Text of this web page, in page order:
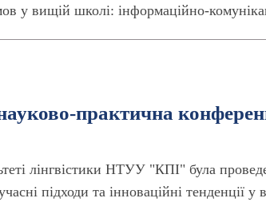
у вищій школі: інформаційно-
практична
лінгвістики НТУУ "КПІ" була
підходи та інноваційні тенденції